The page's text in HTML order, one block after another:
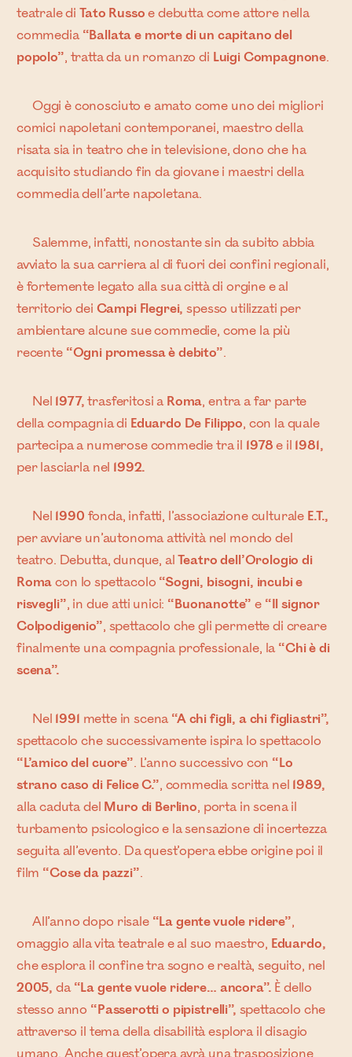
teatrale di Tato Russo e debutta come attore nella
commedia “Ballata e morte di un capitano del
popolo”, tratta da un romanzo di Luigi Compagnone.
Oggi è conosciuto e amato come uno dei migliori
comici napoletani contemporanei, maestro della
risata sia in teatro che in televisione, dono che ha
acquisito studiando fin da giovane i maestri della
commedia dell’arte napoletana.
Salemme, infatti, nonostante sin da subito abbia
avviato la sua carriera al di fuori dei confini regionali,
è fortemente legato alla sua città di orgine e al
territorio dei Campi Flegrei, spesso utilizzati per
ambientare alcune sue commedie, come la più
recente “Ogni promessa è debito”.
Nel 1977, trasferitosi a Roma, entra a far parte
della compagnia di Eduardo De Filippo, con la quale
partecipa a numerose commedie tra il 1978e il 1981,
per lasciarla nel 1992.
Nel 1990 fonda, infatti, l’associazione culturale E.T.,
per avviare un’autonoma attività nel mondo del
teatro. Debutta, dunque, alTeatro dell’Orologio di
Roma con lo spettacolo “Sogni, bisogni, incubi e
risvegli”, in due atti unici: “Buonanotte” e “Il signor
Colpodigenio”, spettacolo che gli permette di creare
finalmente una compagnia professionale, la “Chi è di
scena”.
Nel 1991 mette in scena “A chi figli, a chi figliastri”,
spettacolo che successivamente ispira lo spettacolo
“L’amico del cuore”. L’anno successivo con “Lo
strano caso di Felice C.”, commedia scritta nel 1989,
alla caduta del Muro di Berlino, porta in scena il
turbamento psicologico e la sensazione di incertezza
seguita all’evento. Da quest’opera ebbe origine poi il
film “Cose da pazzi”.
All’anno dopo risale “La gente vuole ridere”,
omaggio alla vita teatrale e al suo maestro, Eduardo,
che esplora il confine tra sogno e realtà, seguito, nel
2005, da “La gente vuole ridere… ancora”. È dello
stesso anno “Passerotti o pipistrelli”, spettacolo che
attraverso il tema della disabilità esplora il disagio
umano. Anche quest’opera avrà una trasposizione